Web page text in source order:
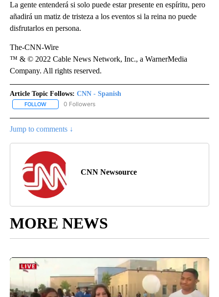
La gente entenderá si solo puede estar presente en espíritu, pero
añadirá un matiz de tristeza a los eventos si la reina no puede
disfrutarlos en persona.
The-CNN-Wire
™ & © 2022 Cable News Network, Inc., a WarnerMedia
Company. All rights reserved.
Article Topic Follows: CNN - Spanish
FOLLOW FOLLOW "CNN - SPANISH" TO RECEIVE NOTIFICATIONS ABOUT
0 Followers
Jump to comments ↓
CNN Newsource
MORE NEWS